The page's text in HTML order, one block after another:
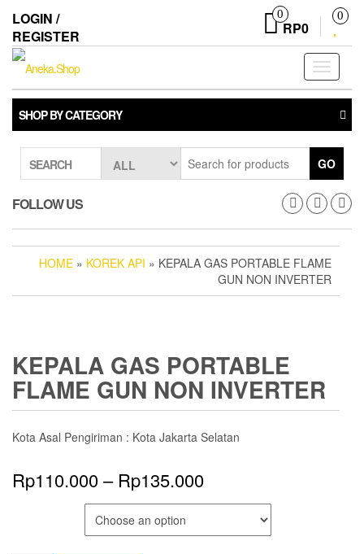
the
content
LOGIN /
REGISTER
0
RP0
0
Toggle
SHOP BY CATEGORY
SEARCH GO
FOLLOW US
HOME » KOREK API » KEPALA GAS PORTABLE FLAME
GUN NON INVERTER
KEPALA GAS PORTABLE
FLAME GUN NON INVERTER
Kota Asal Pengiriman : Kota Jakarta Selatan
Rp110.000– Rp135.000